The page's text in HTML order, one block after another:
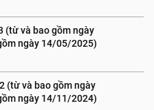
(từ và bao gồm ngày
ngày 14/05/2025)
(từ và bao gồm ngày
ngày 14/11/2024)